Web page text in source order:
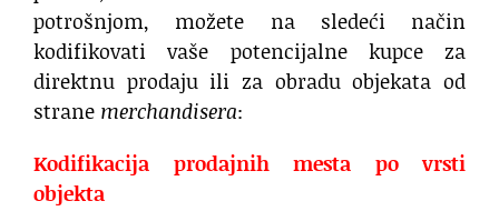
potrošnjom, možete na sledeći način
kodifikovati vaše potencijalne kupce za
direktnu prodaju ili za obradu objekata od
strane merchandisera:
Kodifikacija prodajnih mesta po vrsti
objekta